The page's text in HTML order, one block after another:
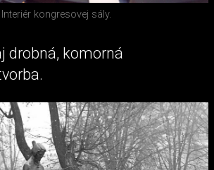
Interiér kongresovej sály.
drobná, komorná